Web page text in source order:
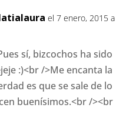
el 7 enero, 2015 a
sí, bizcochos ha sido
:)<br />Me encanta la
es que se sale de lo
buenísimos.<br /><br